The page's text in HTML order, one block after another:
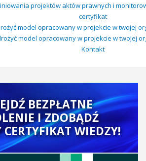
projektów aktów prawnych i
certyfikat
model opracowany w projekcie w twojej
model opracowany w projekcie w twojej
Kontakt
BEZPŁATNE
I ZDOBĄDŹ
WIEDZY!